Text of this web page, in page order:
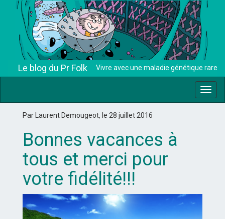
Le blog du Pr Folk Vivre avec une maladie génétique rare
Par Laurent Demougeot, le 28 juillet 2016
Bonnes vacances à
tous et merci pour
votre fidélité!!!